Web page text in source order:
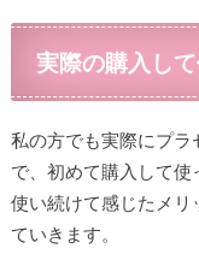
実際の購入し
私の方でも実際にプ
で、初めて購入して
使い続けて感じたメリ
ていきます。